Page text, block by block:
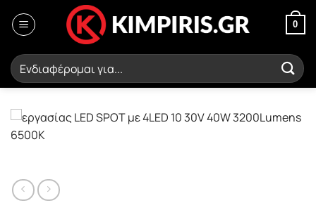
στο
0
Αναζήτηση
για: